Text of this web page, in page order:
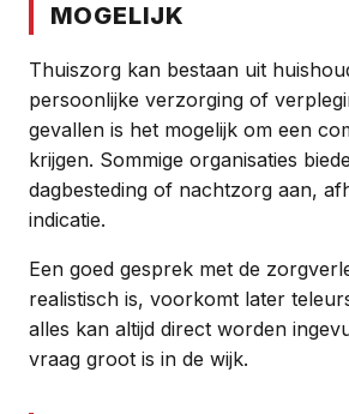
MOGELIJK
Thuiszorg kan bestaan uit
persoonlijke verzorging of
gevallen is het mogelijk om een
krijgen. Sommige organisaties
dagbesteding of nachtzorg aan,
indicatie.
Een goed gesprek met de
realistisch is, voorkomt later
alles kan altijd direct worden
vraag groot is in de wijk.